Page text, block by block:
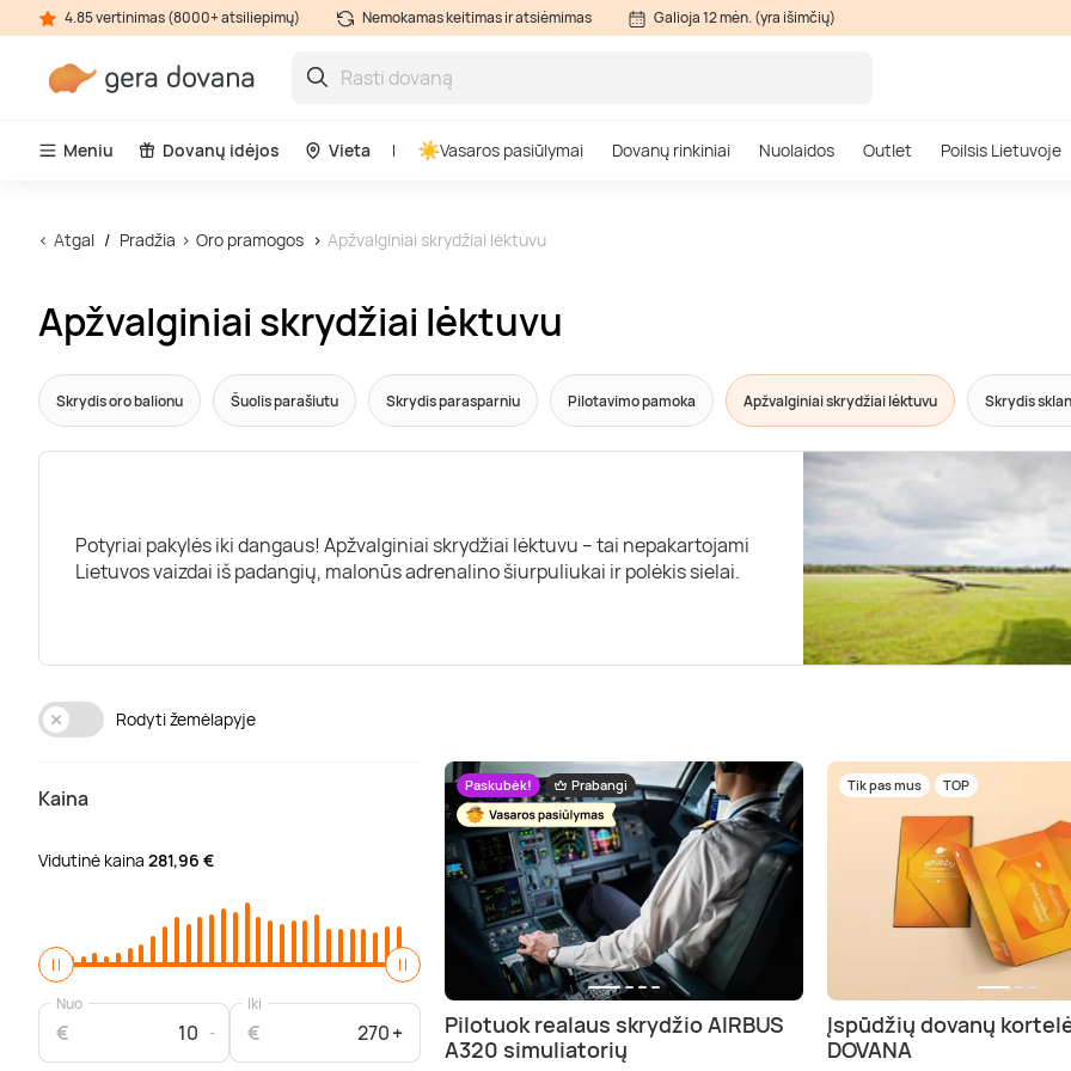
4.85 vertinimas (8000+ atsiliepimų) Nemokamas keitimas ir atsiėmimas Galioja 12 mėn. (yra išimčių)
Meniu Dovanų idėjos Vieta Vasaros pasiūlymai Dovanų rinkiniai Nuolaidos Outlet Poilsis Lietuvoje
Atgal Pradžia Oro pramogos Apžvalginiai skrydžiai lėktuvu
Apžvalginiai skrydžiai lėktuvu
Skrydis oro balionu Šuolis parašiutu Skrydis parasparniu Pilotavimo pamoka Apžvalginiai skrydžiai lėktuvu Skrydis
Potyriai pakylės iki dangaus! Apžvalginiai skrydžiai lėktuvu – tai nepakartojami
Lietuvos vaizdai iš padangių, malonūs adrenalino šiurpuliukai ir polėkis sielai.
Rodyti žemėlapyje
Kaina
Vidutinė kaina 281,96 €
Nuo
€
Iki
€
Paskubėk! Prabangi
Pilotuok realaus skrydžio AIRBUS
A320 simuliatorių
Tik pas mus TOP
Įspūdžių dovanų
DOVANA